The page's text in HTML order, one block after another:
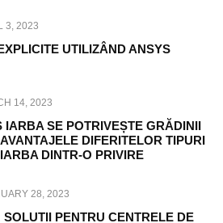
3, 2023
UTILIZÂND ANSYS
14, 2023
IARBA SE POTRIVEȘTE GRĂDINII
DIFERITELOR TIPURI
DINTR-O PRIVIRE
28, 2023
PENTRU CENTRELE DE